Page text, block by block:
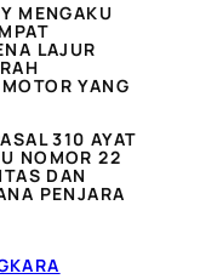
MENGAKU
LAJUR
YANG
310 AYAT
NOMOR 22
DAN
PENJARA